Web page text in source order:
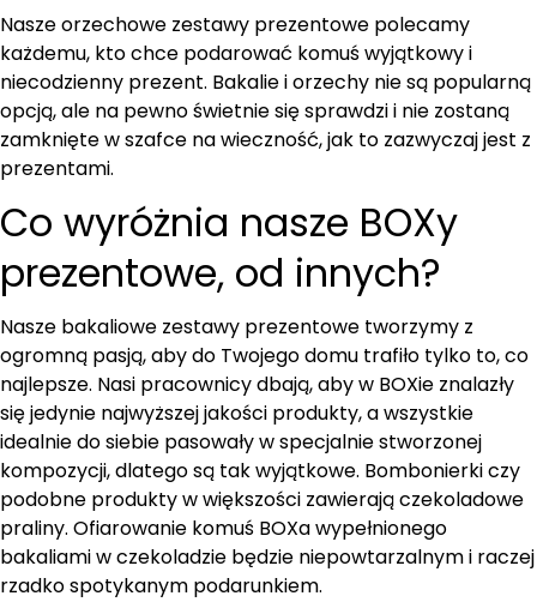
Nasze orzechowe zestawy prezentowe polecamy
każdemu, kto chce podarować komuś wyjątkowy i
niecodzienny prezent. Bakalie i orzechy nie są popularną
opcją, ale na pewno świetnie się sprawdzi i nie zostaną
zamknięte w szafce na wieczność, jak to zazwyczaj jest z
prezentami.
Co wyróżnia nasze BOXy
prezentowe, od innych?
Nasze bakaliowe zestawy prezentowe tworzymy z
ogromną pasją, aby do Twojego domu trafiło tylko to, co
najlepsze. Nasi pracownicy dbają, aby w BOXie znalazły
się jedynie najwyższej jakości produkty, a wszystkie
idealnie do siebie pasowały w specjalnie stworzonej
kompozycji, dlatego są tak wyjątkowe. Bombonierki czy
podobne produkty w większości zawierają czekoladowe
praliny. Ofiarowanie komuś BOXa wypełnionego
bakaliami w czekoladzie będzie niepowtarzalnym i raczej
rzadko spotykanym podarunkiem.